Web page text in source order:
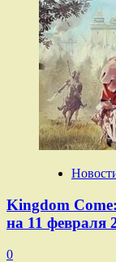
Kingdom
на 11 февраля
0